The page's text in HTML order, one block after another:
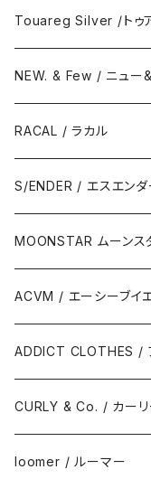
Touareg Silver /トゥ
NEW. & Few / ニュー
RACAL / ラカル
S/ENDER / エスエンダ
MOONSTAR ムーン
MOONSTAR / ムーンス
810s / エイトテンス
ACVM / エーシーブイ
ADDICT CLOTHES /
CURLY & Co. / カーリ
loomer / ルーマー